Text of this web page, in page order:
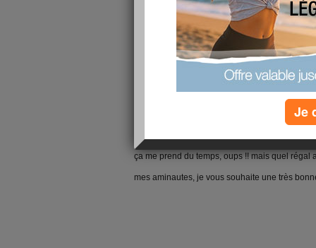
ça me prend du temps, oups !! mais quel régal
mes aminautes, je vous souhaite une très
Je